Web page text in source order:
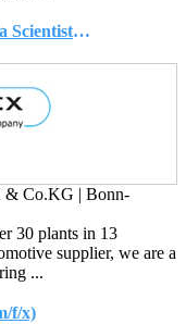
Internship in Data Engineer / Data Scientist for Innovation & Strategy (m/w/x)
& Co.KG | Bonn-
30 plants in 13
supplier, we are a
...
f/x)